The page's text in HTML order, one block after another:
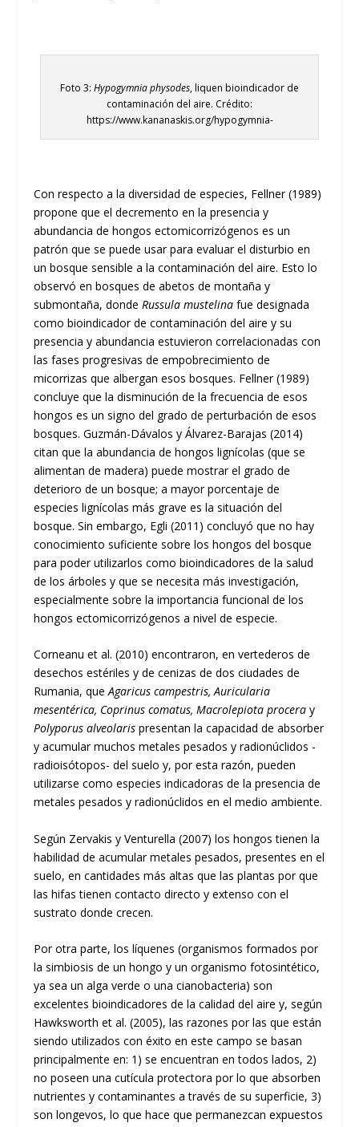
Foto 3: Hypogymnia physodes, liquen bioindicador de
contaminación del aire. Crédito:
https://www.kananaskis.org/hypogymnia-
Con respecto a la diversidad de especies, Fellner (1989)
propone que el decremento en la presencia y
abundancia de hongos ectomicorrizógenos es un
patrón que se puede usar para evaluar el disturbio en
un bosque sensible a la contaminación del aire. Esto lo
observó en bosques de abetos de montaña y
submontaña, dondeRussula mustelina fue designada
como bioindicador de contaminación del aire y su
presencia y abundancia estuvieron correlacionadas con
las fases progresivas de empobrecimiento de
micorrizas que albergan esos bosques. Fellner (1989)
concluye que la disminución de la frecuencia de esos
hongos es un signo del grado de perturbación de esos
bosques. Guzmán-Dávalos y Álvarez-Barajas (2014)
citan que la abundancia de hongos lignícolas (que se
alimentan de madera) puede mostrar el grado de
deterioro de un bosque; a mayor porcentaje de
especies lignícolas más grave es la situación del
bosque. Sin embargo, Egli (2011) concluyó que no hay
conocimiento suficiente sobre los hongos del bosque
para poder utilizarlos como bioindicadores de la salud
de los árboles y que se necesita más investigación,
especialmente sobre la importancia funcional de los
hongos ectomicorrizógenos a nivel de especie.
Corneanu et al. (2010) encontraron, en vertederos de
desechos estériles y de cenizas de dos ciudades de
Rumania, queAgaricus campestris, Auricularia
mesentérica, Coprinus comatus, Macrolepiota proceray
Polyporus alveolaris presentan la capacidad de absorber
y acumular muchos metales pesados y radionúclidos -
radioisótopos- del suelo y, por esta razón, pueden
utilizarse como especies indicadoras de la presencia de
metales pesados y radionúclidos en el medio ambiente.
Según Zervakis y Venturella (2007) los hongos tienen la
habilidad de acumular metales pesados, presentes en el
suelo, en cantidades más altas que las plantas por que
las hifas tienen contacto directo y extenso con el
sustrato donde crecen.
Por otra parte, los líquenes (organismos formados por
la simbiosis de un hongo y un organismo fotosintético,
ya sea un alga verde o una cianobacteria) son
excelentes bioindicadores de la calidad del aire y, según
Hawksworth et al. (2005), las razones por las que están
siendo utilizados con éxito en este campo se basan
principalmente en: 1) se encuentran en todos lados, 2)
no poseen una cutícula protectora por lo que absorben
nutrientes y contaminantes a través de su superficie, 3)
son longevos, lo que hace que permanezcan expuestos